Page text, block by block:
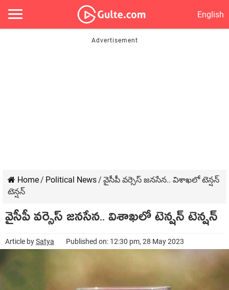
English
Home/ Political News/ వైసీపీ వ‌ర్సెస్ జ‌న‌సేన‌.. విశాఖ‌లో టెన్ష‌న్
టెన్ష‌న్‌
వైసీపీ వ‌ర్సెస్ జ‌న‌సేన‌.. విశాఖ‌లో టెన్ష‌న్ టెన్ష‌న్‌
Article bySatya Published on: 12:30 pm, 28 May 2023